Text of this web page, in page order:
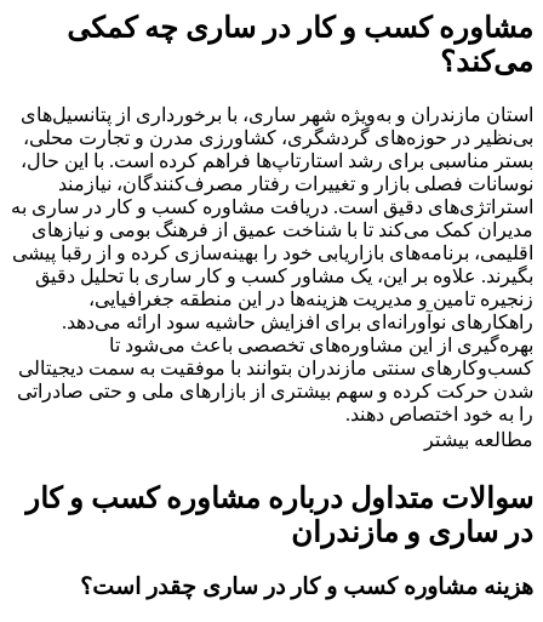
مشاوره کسب و کار در ساری چه کمکی
می‌کند؟
استان مازندران و به‌ویژه شهر ساری، با برخورداری از پتانسیل‌های
بی‌نظیر در حوزه‌های گردشگری، کشاورزی مدرن و تجارت محلی،
بستر مناسبی برای رشد استارتاپ‌ها فراهم کرده است. با این حال،
نوسانات فصلی بازار و تغییرات رفتار مصرف‌کنندگان، نیازمند
استراتژی‌های دقیق است. دریافت مشاوره کسب و کار در ساری به
مدیران کمک می‌کند تا با شناخت عمیق از فرهنگ بومی و نیازهای
اقلیمی، برنامه‌های بازاریابی خود را بهینه‌سازی کرده و از رقبا پیشی
بگیرند. علاوه بر این، یک مشاور کسب و کار ساری با تحلیل دقیق
زنجیره تامین و مدیریت هزینه‌ها در این منطقه جغرافیایی،
راهکارهای نوآورانه‌ای برای افزایش حاشیه سود ارائه می‌دهد.
بهره‌گیری از این مشاوره‌های تخصصی باعث می‌شود تا
کسب‌وکارهای سنتی مازندران بتوانند با موفقیت به سمت دیجیتالی
شدن حرکت کرده و سهم بیشتری از بازارهای ملی و حتی صادراتی
را به خود اختصاص دهند.
مطالعه بیشتر
سوالات متداول درباره مشاوره کسب و کار
در ساری و مازندران
هزینه مشاوره کسب و کار در ساری چقدر است؟